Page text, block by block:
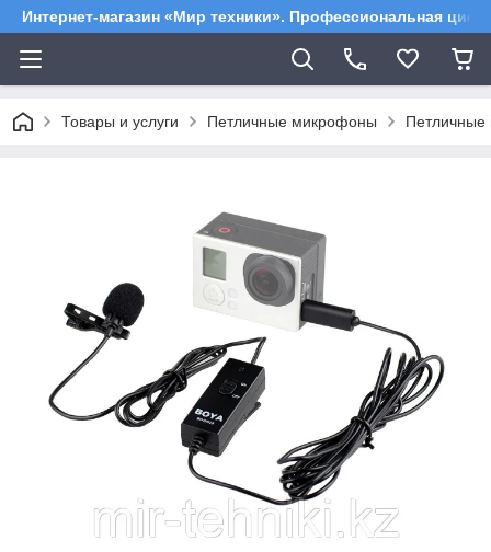
Интернет-магазин «Мир техники». Профессиональная
Товары и услуги Петличные микрофоны